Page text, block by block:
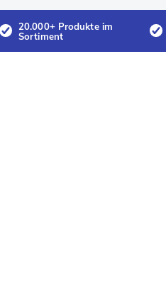
20.000+ Produkte im
Sortiment